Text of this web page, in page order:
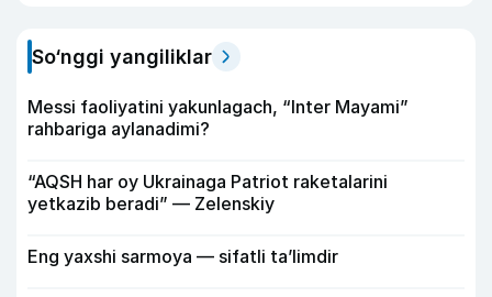
So‘nggi yangiliklar
Messi faoliyatini yakunlagach, “Inter Mayami”
rahbariga aylanadimi?
“AQSH har oy Ukrainaga Patriot raketalarini
yetkazib beradi” — Zelenskiy
Eng yaxshi sarmoya — sifatli ta’limdir